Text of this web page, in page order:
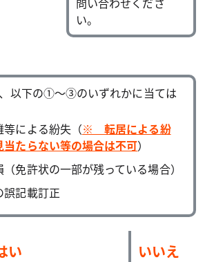
い。
以下の①～③のいずれかに当ては
等による紛失（※ 転居による紛
当たらない等の場合は不可）
免許状の一部が残っている場合）
誤記載訂正
い いいえ